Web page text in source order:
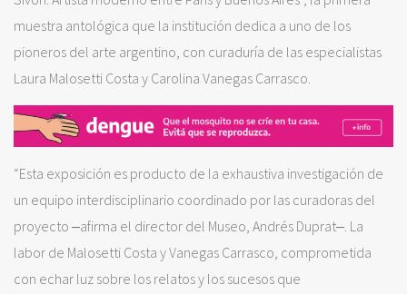
muestra antológica que la institución dedica a uno de los
pioneros del arte argentino, con curaduría de las especialistas
Laura Malosetti Costa y Carolina Vanegas Carrasco.
“Esta exposición es producto de la exhaustiva investigación de
un equipo interdisciplinario coordinado por las curadoras del
proyecto ‒afirma el director del Museo, Andrés Duprat‒. La
labor de Malosetti Costa y Vanegas Carrasco, comprometida
con echar luz sobre los relatos y los sucesos que